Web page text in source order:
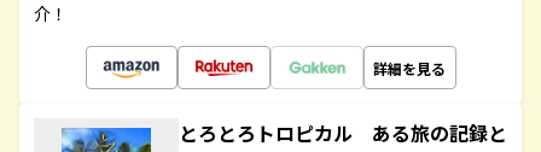
介！
詳細を見る
とろとろトロピカル ある旅の記録と